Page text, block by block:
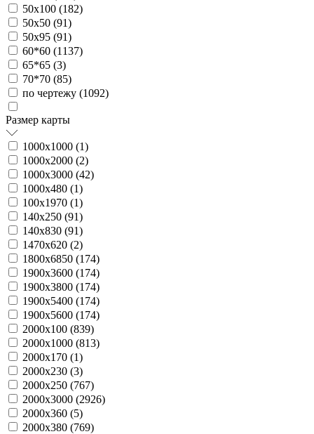
50х100 (182)
50х50 (91)
50х95 (91)
60*60 (1137)
65*65 (3)
70*70 (85)
по чертежу (1092)
Размер карты
1000х1000 (1)
1000х2000 (2)
1000х3000 (42)
1000х480 (1)
100х1970 (1)
140х250 (91)
140х830 (91)
1470х620 (2)
1800х6850 (174)
1900х3600 (174)
1900х3800 (174)
1900х5400 (174)
1900х5600 (174)
2000х100 (839)
2000х1000 (813)
2000х170 (1)
2000х230 (3)
2000х250 (767)
2000х3000 (2926)
2000х360 (5)
2000х380 (769)